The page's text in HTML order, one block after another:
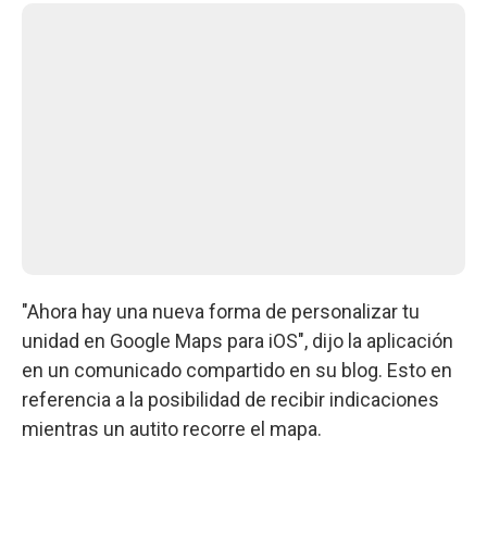
"Ahora hay una nueva forma de personalizar tu
unidad en Google Maps para iOS", dijo la aplicación
en un comunicado compartido en su blog. Esto en
referencia a la posibilidad de recibir indicaciones
mientras un autito recorre el mapa.